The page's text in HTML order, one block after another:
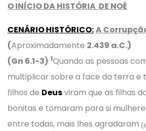
O INÍCIO DA HISTÓRIA DE NOÉ
CENÁRIO HISTÓRICO:A
(Aproximadamente 2.439 a.C.)
(Gn 6.1-3) 1Quando as pessoas
multiplicar sobre a face da terra e
filhos de Deusviram que as filhas
bonitas e tomaram para si
entre todas, mais lhes agradaram